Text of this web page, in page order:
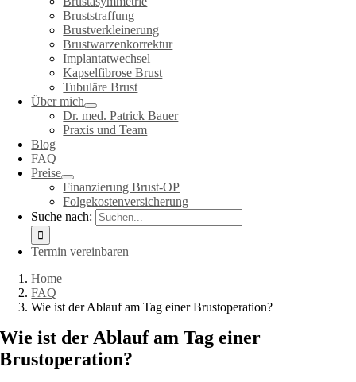
Bruststraffung
Brustverkleinerung
Brustwarzenkorrektur
Implantatwechsel
Kapselfibrose Brust
Tubuläre Brust
Über mich
Dr. med. Patrick Bauer
Praxis und Team
Blog
FAQ
Preise
Finanzierung Brust-OP
Folgekostenversicherung
Suche nach:
Termin vereinbaren
Home
FAQ
Wie ist der Ablauf am Tag einer Brustoperation?
Wie ist der Ablauf am Tag einer
Brustoperation?